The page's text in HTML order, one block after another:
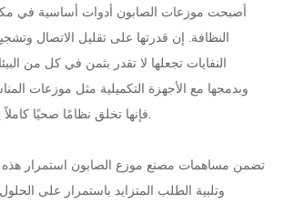
أصبحت موزعات الصابون أدوات أساسية في
النظافة. إن قدرتها على تقليل الاتصال
النفايات تجعلها لا تقدر بثمن في كل من
وبدمجها مع الأجهزة التكميلية مثل موزعات
فإنها تخلق نظامًا صحيًا كاملاً يدعم النظافة والصحة.
تضمن مساهمات مصنع موزع الصابون استمرار هذه
وتلبية الطلب المتزايد باستمرار على الحلول